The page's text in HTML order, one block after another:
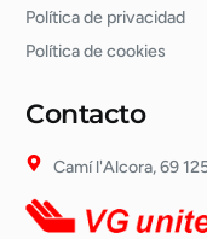
Política de privacidad
Política de cookies
Contacto
Camí l'Alcora, 69